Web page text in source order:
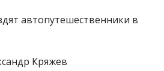
Кряжев